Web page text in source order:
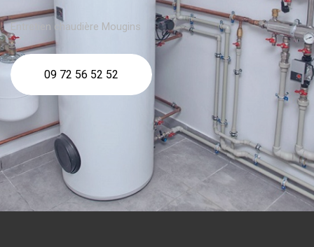
Entretien chaudière Mougins
09 72 56 52 52